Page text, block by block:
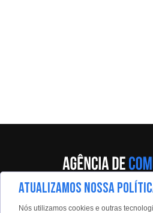
Av. Eng. Caetano
ATUALIZAMOS NOSSA
Nós utilizamos cookies e outras